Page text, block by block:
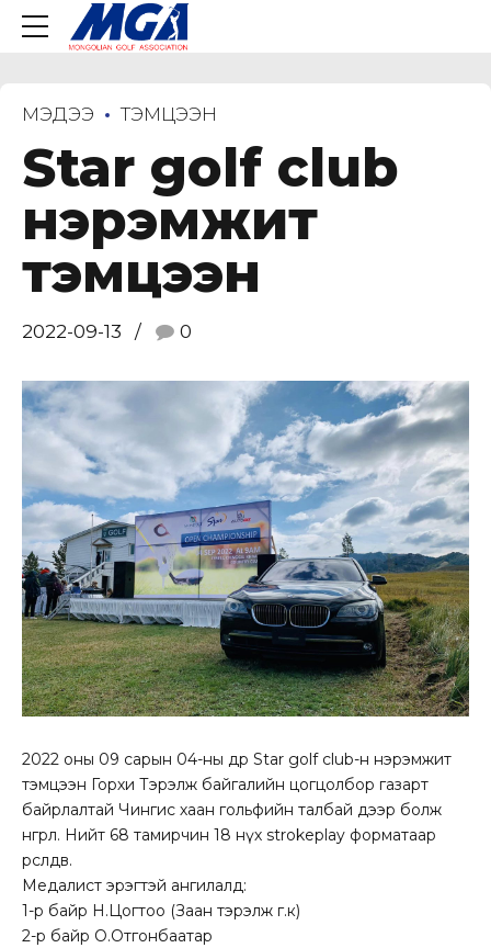
МЭДЭЭ ТЭМЦЭЭН
Star golf club
нэрэмжит
тэмцээн
2022-09-13 0
2022 оны 09 сарын 04-ны өдөр Star golf club-н нэрэмжит
тэмцээн Горхи Тэрэлж байгалийн цогцолбор газарт
байрлалтай Чингис хаан гольфийн талбай дээр болж
өнгөрлөө. Нийт 68 тамирчин 18 нүх strokeplay форматаар
өрсөлдөв.
Медалист эрэгтэй ангилалд:
1-р байр Н.Цогтоо (Заан тэрэлж г.к)
2-р байр О.Отгонбаатар